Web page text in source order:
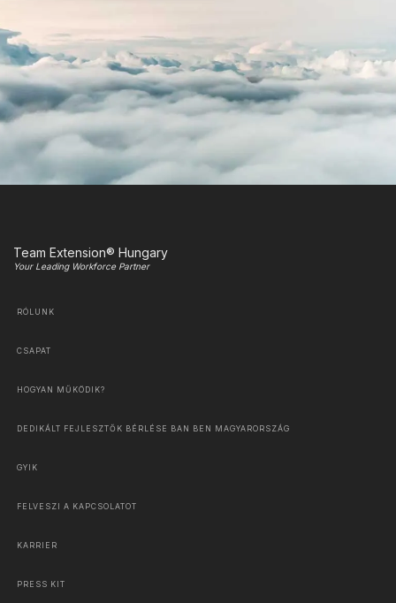
Team Extension® Hungary
Your Leading Workforce Partner
RÓLUNK
CSAPAT
HOGYAN MŰKÖDIK?
DEDIKÁLT FEJLESZTŐK BÉRLÉSE BAN BEN MAGYARORSZÁG
GYIK
FELVESZI A KAPCSOLATOT
KARRIER
PRESS KIT